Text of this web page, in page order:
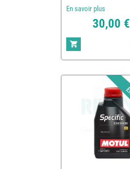
En savoir plus
30,00 €